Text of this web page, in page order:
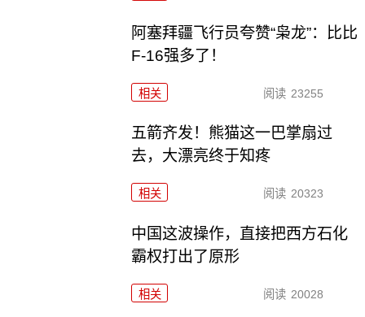
阿塞拜疆飞行员夸赞“枭龙”：比比
F-16强多了！
相关 阅读 23255
五箭齐发！熊猫这一巴掌扇过
去，大漂亮终于知疼
相关 阅读 20323
中国这波操作，直接把西方石化
霸权打出了原形
相关 阅读 20028